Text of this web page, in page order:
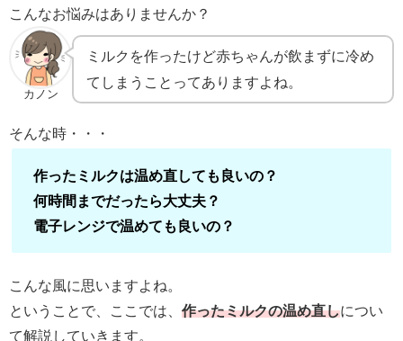
こんなお悩みはありませんか？
カノン
ミルクを作ったけど赤ちゃんが飲まずに冷め
てしまうことってありますよね。
そんな時・・・
作ったミルクは温め直しても良いの？
何時間までだったら大丈夫？
電子レンジで温めても良いの？
こんな風に思いますよね。
ということで、ここでは、 作ったミルクの温め直しについ
て解説していきます。